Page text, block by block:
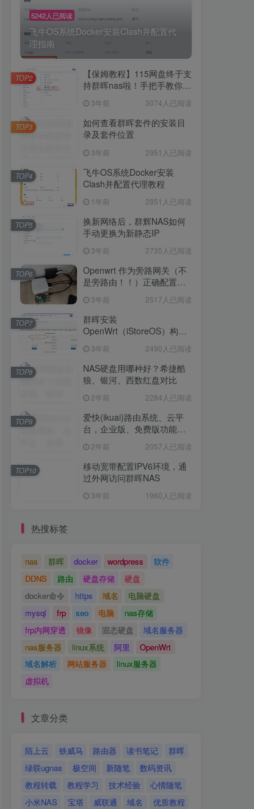
5242人已阅读
飞牛OS系统Docker安装Clash并配置代
理指南
【保姆教程】115网盘终于支
持群晖nas啦！手把手教你群
盘！3年前 3074人已阅读
TOP2
如何查看群晖套件的安装目
录及套件位置
3年前 2951人已阅读
TOP3
飞牛OS系统Docker安装
Clash并配置代理教程
1年前 2851人已阅读
TOP4
换新网络后，群辉NAS如何
手动更换为新静态IP
3年前 2735人已阅读
TOP5
Openwrt 作为旁路网关（不
是旁路由！！）正确配置方
3年前 2517人已阅读
TOP6
群晖安装
OpenWrt（iStoreOS）构建
3年前 2490人已阅读
TOP7
NAS硬盘用哪种好？希捷酷
狼、银河、西数红盘对比
2年前 2284人已阅读
TOP8
爱快(ikuai)路由系统、云平
台，企业版、免费版功能对
2年前 2057人已阅读
TOP9
移动宽带配置IPV6环境，通
过外网访问群晖NAS
3年前 1960人已阅读
TOP10
热搜标签
nas 群晖 docker wordpress
软件
DDNS
路由 硬盘存储
硬盘
docker命令
https 域名
电脑硬盘
mysql
frp seo 电脑
nas存储
frp内网穿透
镜像 固态硬盘
域名服务器
nas服务器
linux系统 阿里
OpenWrt
域名解析
网站服务器
linux服务器
虚拟机
文章分类
陌上云 铁威马 路由器 读书笔记
群晖
绿联ugnas
极空间 新随笔
数码资讯
教程转载
教程学习 技术经验
心情随笔
小米NAS
宝塔 威联通 域名
优质教程